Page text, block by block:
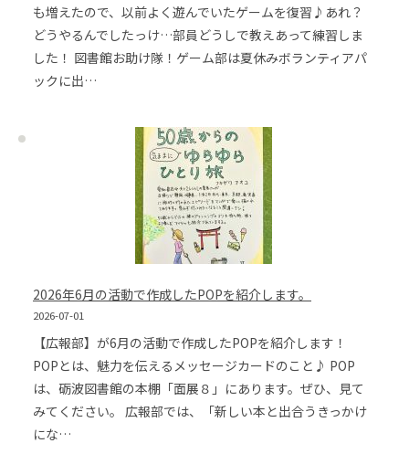
も増えたので、以前よく遊んでいたゲームを復習♪あれ？
どうやるんでしたっけ…部員どうしで教えあって練習しま
した！ 図書館お助け隊！ゲーム部は夏休みボランティアパ
ックに出…
2026年6月の活動で作成したPOPを紹介します。
2026-07-01
【広報部】が6月の活動で作成したPOPを紹介します！
POPとは、魅力を伝えるメッセージカードのこと♪ POP
は、砺波図書館の本棚「面展８」にあります。ぜひ、見て
みてください。 広報部では、「新しい本と出合うきっかけ
にな…